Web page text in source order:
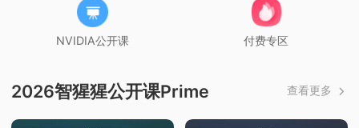
NVIDIA公开课 付费专区
2026智猩猩公开课Prime 查看更多